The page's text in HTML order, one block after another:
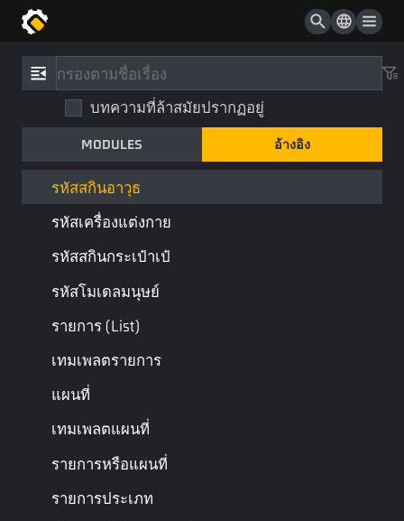
บทความที่ล้าสมัยปรากฏอยู่
MODULES อ้างอิง
รหัสชุดเก็บข้อมูล
รหัสไอเทม
รหัสวัตถุในด่าน
รหัสสกินอาวุธ
รหัสเครื่องแต่งกาย
รหัสสกินกระเป๋าเป๋
รหัสโมเดลมนุษย์
รายการ (List)
เทมเพลตรายการ
แผนที่
เทมเพลตแผนที่
รายการหรือแผนที่
รายการประเภท
อ้างอิง / ประเภท
รหัสสกินอาวุธ
WeaponSkinID
คอลเลกชัน ประเภทพื้นฐาน
รหัสสกินอาวุธ
หน้าสุดท้าย